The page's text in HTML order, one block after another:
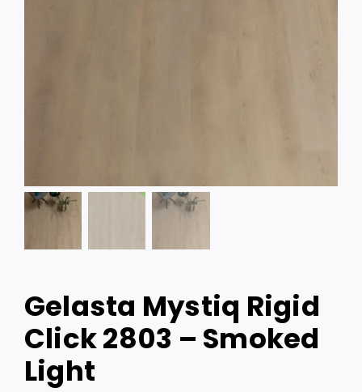
Gelasta Mystiq Rigid
Click 2803 – Smoked
Light